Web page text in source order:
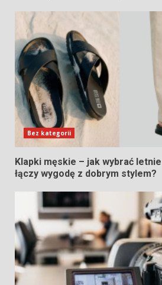
Bez kategorii
Klapki męskie – jak wybrać
łączy wygodę z dobrym stylem?